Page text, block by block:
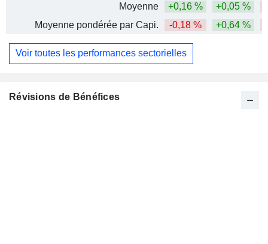
Moyenne
+0,16 % +0,05 %
Moyenne pondérée par Capi.
-0,18 % +0,64 %
Voir toutes les performances sectorielles
Révisions de Bénéfices